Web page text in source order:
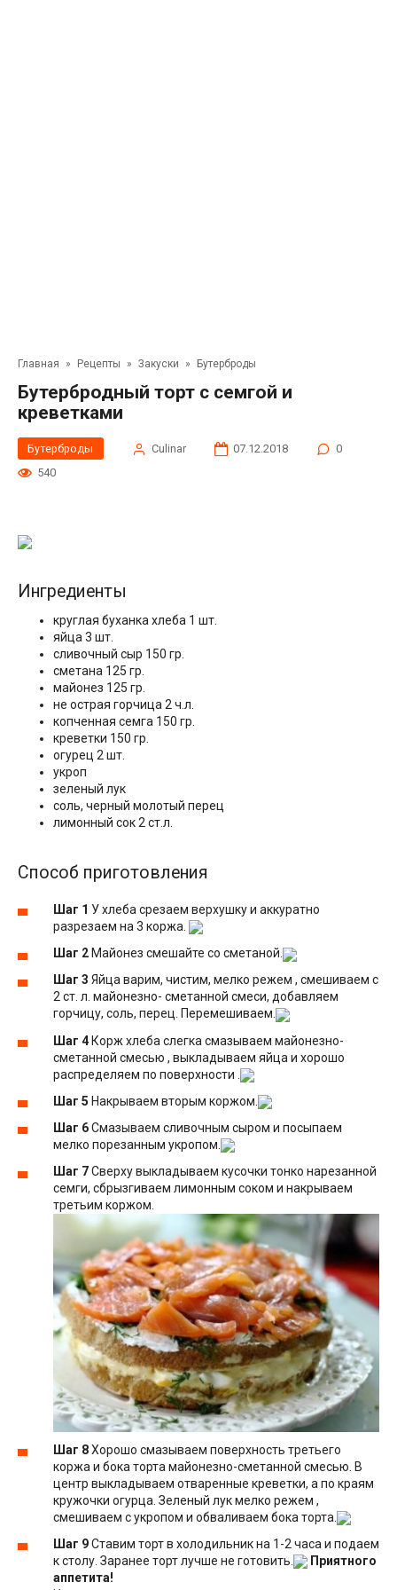
Главная » Рецепты » Закуски » Бутерброды
Бутербродный торт с семгой и
креветками
Бутерброды Сulinar 07.12.2018
0
540
Ингредиенты
круглая буханка хлеба 1 шт.
яйца 3 шт.
сливочный сыр 150 гр.
сметана 125 гр.
майонез 125 гр.
не острая горчица 2 ч.л.
копченная семга 150 гр.
креветки 150 гр.
огурец 2 шт.
укроп
зеленый лук
соль, черный молотый перец
лимонный сок 2 ст.л.
Способ приготовления
Шаг 1 У хлеба срезаем верхушку и аккуратно
разрезаем на 3 коржа.
Шаг 2 Майонез смешайте со сметаной.
Шаг 3 Яйца варим, чистим, мелко режем , смешиваем с
2 ст. л. майонезно- сметанной смеси, добавляем
горчицу, соль, перец. Перемешиваем.
Шаг 4 Корж хлеба слегка смазываем майонезно-
сметанной смесью , выкладываем яйца и хорошо
распределяем по поверхности .
Шаг 5 Накрываем вторым коржом.
Шаг 6Смазываем сливочным сыром и посыпаем
мелко порезанным укропом.
Шаг 7Сверху выкладываем кусочки тонко нарезанной
семги, сбрызгиваем лимонным соком и накрываем
третьим коржом.
Шаг 8Хорошо смазываем поверхность третьего
коржа и бока торта майонезно-сметанной смесью. В
центр выкладываем отваренные креветки, а по краям
кружочки огурца. Зеленый лук мелко режем ,
смешиваем с укропом и обваливаем бока торта.
Шаг 9Ставим торт в холодильник на 1-2 часа и подаем
к столу. Заранее торт лучше не готовить.
Приятного
аппетита!